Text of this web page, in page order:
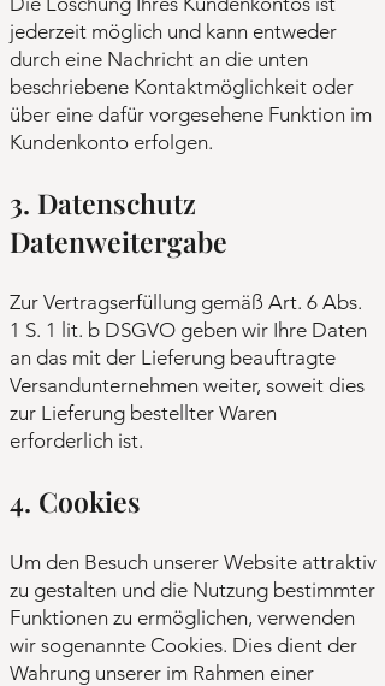
jederzeit möglich und kann entweder
durch eine Nachricht an die unten
beschriebene Kontaktmöglichkeit oder
über eine dafür vorgesehene Funktion im
Kundenkonto erfolgen.
3. Datenschutz
Datenweitergabe
Zur Vertragserfüllung gemäß Art. 6 Abs.
1 S. 1 lit. b DSGVO geben wir Ihre Daten
an das mit der Lieferung beauftragte
Versandunternehmen weiter, soweit dies
zur Lieferung bestellter Waren
erforderlich ist.
4. Cookies
Um den Besuch unserer Website attraktiv
zu gestalten und die Nutzung bestimmter
Funktionen zu ermöglichen, verwenden
wir sogenannte Cookies. Dies dient der
Wahrung unserer im Rahmen einer